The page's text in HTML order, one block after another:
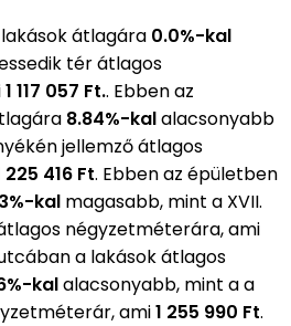
átlagára 0.0%-kal
tér átlagos
1 117 057 Ft.. Ebben az
8.84%-kalalacsonyabb
jellemző átlagos
225 416 Ft. Ebben az épületben
kal magasabb, mint a XVII.
négyzetméterára, ami
a lakások átlagos
kalalacsonyabb, mint a a
ami1 255 990 Ft.